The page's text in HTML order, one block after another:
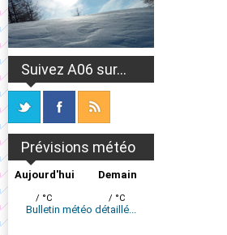
Suivez A06 sur...
Prévisions météo
Aujourd'hui
/ °C
Demain
/ °C
Bulletin météo détaillé...